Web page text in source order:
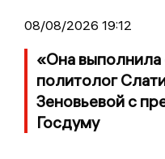
08/08/2026 19:12
«Она
политолог
Зеновьевой с
Госдуму